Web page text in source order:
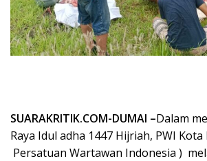
SUARAKRITIK.COM-DUMAI –Dalam
Raya Idul adha 1447 Hijriah, PWI Kota
Persatuan Wartawan Indonesia )